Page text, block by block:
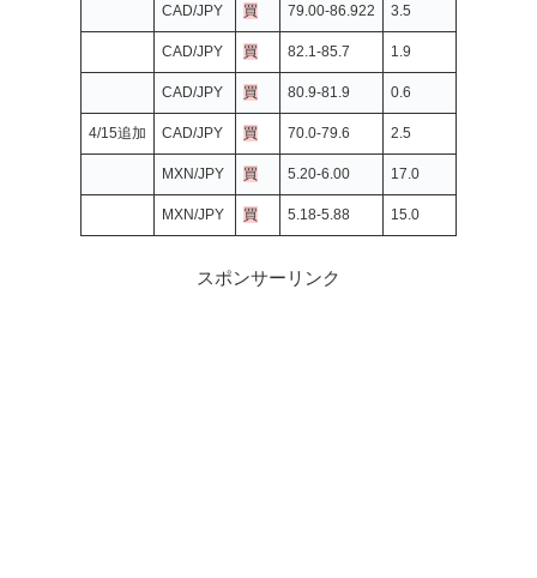
CAD/JPY 買 79.00-86.922 3.5
CAD/JPY 買 82.1-85.7 1.9
CAD/JPY 買 80.9-81.9 0.6
4/15追加 CAD/JPY 買 70.0-79.6 2.5
MXN/JPY 買 5.20-6.00 17.0
MXN/JPY 買 5.18-5.88 15.0
スポンサーリンク